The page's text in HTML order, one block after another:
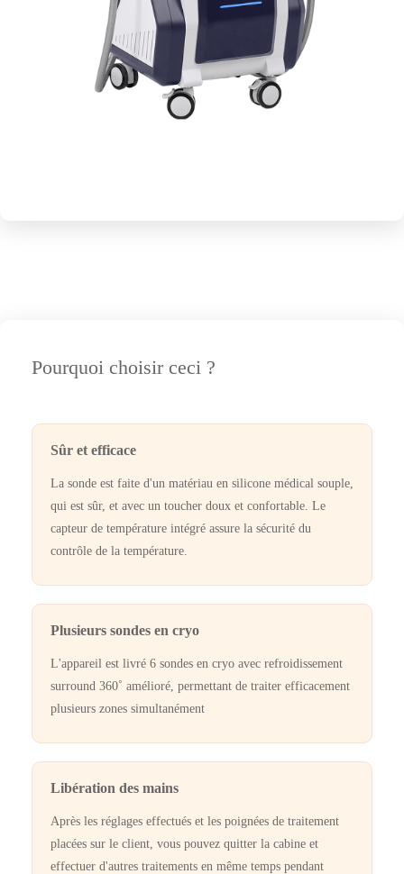
Pourquoi choisir ceci ?
Sûr et efficace
La sonde est faite d'un matériau en silicone médical souple,
qui est sûr, et avec un toucher doux et confortable. Le
capteur de température intégré assure la sécurité du
contrôle de la température.
Plusieurs sondes en cryo
L'appareil est livré 6 sondes en cryo avec refroidissement
surround 360˚ amélioré, permettant de traiter efficacement
plusieurs zones simultanément
Libération des mains
Après les réglages effectués et les poignées de traitement
placées sur le client, vous pouvez quitter la cabine et
effectuer d'autres traitements en même temps pendant